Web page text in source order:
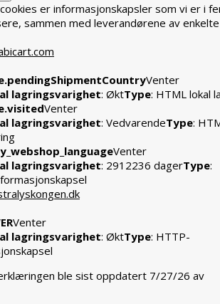
er informasjonskapsler som vi er i
sammen med leverandørene av enkelte
Venter
lagringsvarighet: ØktType: HTML lokal
Venter
lagringsvarighet: VedvarendeType:
Venter
lagringsvarighet: 2912236 dagerType:
Venter
lagringsvarighet: ØktType: HTTP-
ble sist oppdatert 7/27/26 av